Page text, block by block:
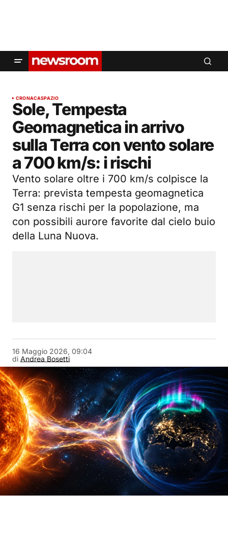
CRONACASPAZIO
Sole, Tempesta
Geomagnetica in arrivo
sulla Terra con vento solare
a 700 km/s: i rischi
Vento solare oltre i 700 km/s colpisce la
Terra: prevista tempesta geomagnetica
G1 senza rischi per la popolazione, ma
con possibili aurore favorite dal cielo buio
della Luna Nuova.
di Andrea Bosetti
16 Maggio 2026, 09:04